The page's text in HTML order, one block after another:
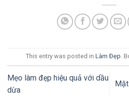
This entry was posted in Làm Đẹp .
Mẹo làm đẹp hiệu quả với dầu
dừa